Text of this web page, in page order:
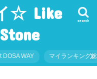
☆ Like
search
DOSA WAY マイランキング